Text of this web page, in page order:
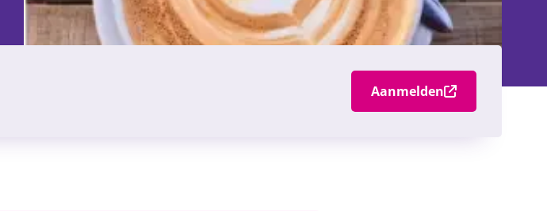
Aanmelden